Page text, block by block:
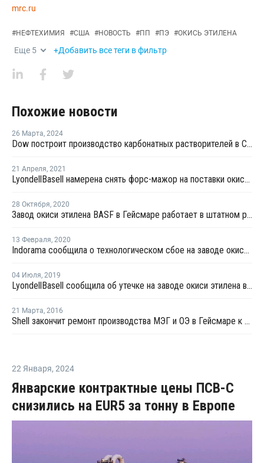
mrc.ru
#НЕФТЕХИМИЯ #США #НОВОСТЬ #ПП #ПЭ #ОКИСЬ ЭТИЛЕНА
Еще 5 +Добавить все теги в фильтр
Похожие новости
26 Марта, 2024
Dow построит производство карбонатных растворителей в США
21 Апреля, 2021
LyondellBasell намерена снять форс-мажор на поставки окиси этилена и этиленгликоля в США
28 Октября, 2020
Завод окиси этилена BASF в Гейсмаре работает в штатном режиме перед ураганом "Зета"
13 Февраля, 2020
Indorama сообщила о технологическом сбое на заводе окиси этилена в Техасе
04 Июля, 2019
LyondellBasell сообщила об утечке на заводе окиси этилена в Бейпорте
21 Марта, 2016
Shell закончит ремонт производства МЭГ и ОЭ в Гейсмаре к концу апреля
22 Января, 2024
Январские контрактные цены ПСВ-С
снизились на EUR5 за тонну в Европе